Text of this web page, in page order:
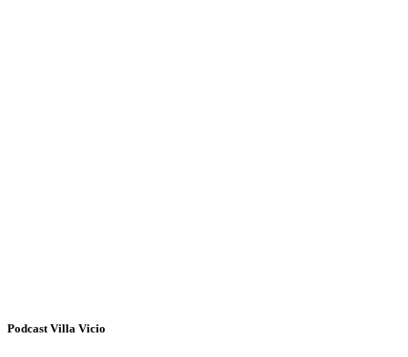
Podcast Villa Vicio